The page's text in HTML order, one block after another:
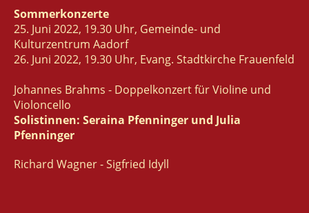
Sommerkonzerte
25. Juni 2022, 19.30 Uhr, Gemeinde- und
Kulturzentrum Aadorf
26. Juni 2022, 19.30 Uhr, Evang. Stadtkirche Frauenfeld
Johannes Brahms - Doppelkonzert für Violine und
Violoncello
Solistinnen: Seraina Pfenninger und Julia
Pfenninger
Richard Wagner - Sigfried Idyll